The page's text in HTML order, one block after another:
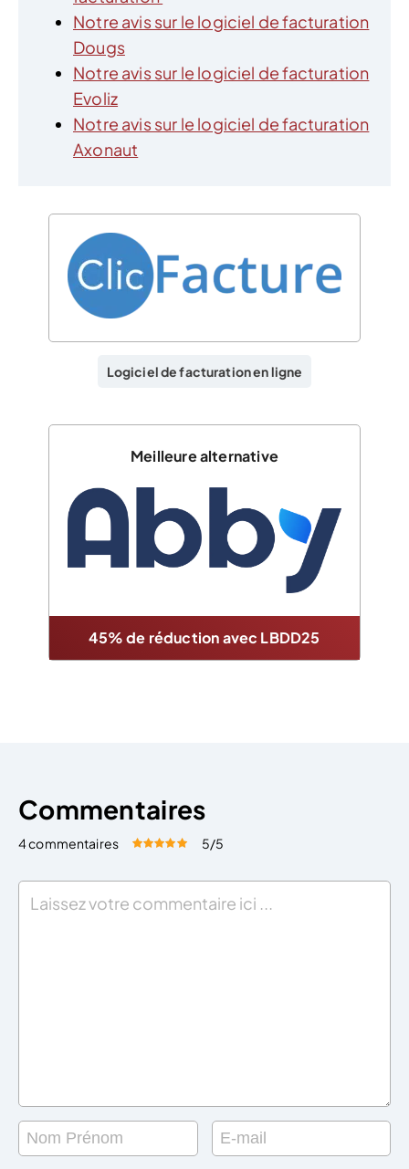
Notre avis sur le logiciel de facturation
Dougs
Notre avis sur le logiciel de facturation
Evoliz
Notre avis sur le logiciel de facturation
Axonaut
Logiciel de facturation en ligne
Meilleure alternative
45% de réduction avec LBDD25
Commentaires
4 commentaires Évaluez cet article:
5/5